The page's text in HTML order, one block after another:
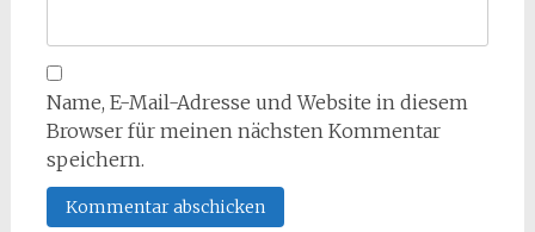
Name, E-Mail-Adresse und Website in diesem
Browser für meinen nächsten Kommentar
speichern.